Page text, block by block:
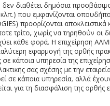
διαθέτει δημόσια
που εμφανίζονται οπουδήποτε
προορίζονται αποκλειστικά
τρίτο, χωρίς να τηρηθούν οι
κάθε φορά. Η
εφαρμογή της ορθής
σε κάποια υπηρεσία της
σας σχέσης με την
σε κάποια υπηρεσία, αλλά
για τη διασφάλιση της ορθής